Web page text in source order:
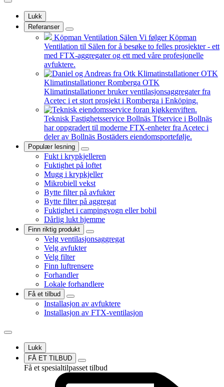
Lukk
Referanser
Köpman Ventilation Sälen Vi følger Köpman
Ventilation til Sälen for å besøke to felles prosjekter - ett
med FTX-aggregater og ett med våre profesjonelle
avfuktere.
OTK
Klimatinstallationer Romberga OTK
Klimatinstallationer bruker ventilasjonsaggregater fra
Acetec i et stort prosjekt i Romberga i Enköping.
Teknisk Fastighetsservice Bollnäs Tfservice i Bollnäs
har oppgradert til moderne FTX-enheter fra Acetec i
deler av Bollnäs Bostäders eiendomsportefølje.
Populær lesning
Fukt i krypkjelleren
Fuktighet på loftet
Mugg i krypkjeller
Mikrobiell vekst
Bytte filter på avfukter
Bytte filter på aggregat
Fuktighet i campingvogn eller bobil
Dårlig lukt hjemme
Finn riktig produkt
Velg ventilasjonsaggregat
Velg avfukter
Velg filter
Finn luftrensere
Forhandler
Lokale forhandlere
Få et tilbud
Installasjon av avfuktere
Installasjon av FTX-ventilasjon
Lukk
FÅ ET TILBUD
Få et spesialtilpasset tilbud